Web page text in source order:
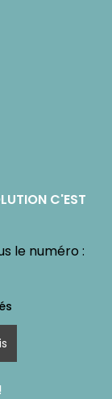
C'EST
le numéro :